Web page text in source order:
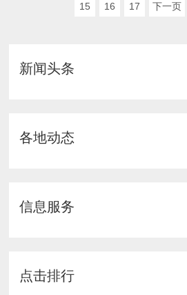
15 16 17 下一页
新闻头条
各地动态
信息服务
点击排行